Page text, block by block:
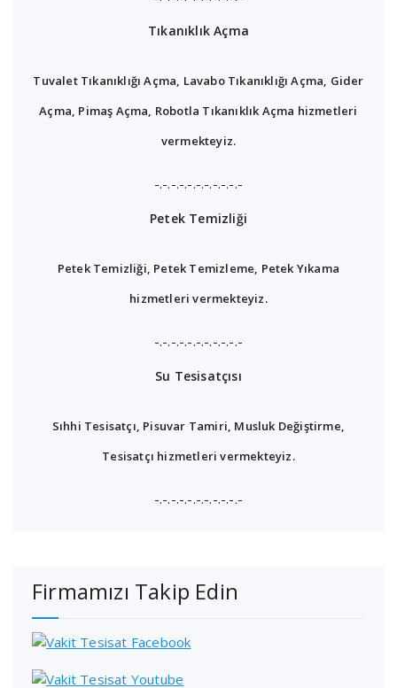
Tıkanıklık Açma
Tuvalet Tıkanıklığı Açma, Lavabo Tıkanıklığı Açma, Gider
Açma, Pimaş Açma, Robotla Tıkanıklık Açma hizmetleri
vermekteyiz.
-.-.-.-.-.-.-.-.-.-.-
Petek Temizliği
Petek Temizliği, Petek Temizleme, Petek Yıkama
hizmetleri vermekteyiz.
-.-.-.-.-.-.-.-.-.-.-
Su Tesisatçısı
Sıhhi Tesisatçı, Pisuvar Tamiri, Musluk Değiştirme,
Tesisatçı hizmetleri vermekteyiz.
-.-.-.-.-.-.-.-.-.-.-
Firmamızı Takip Edin